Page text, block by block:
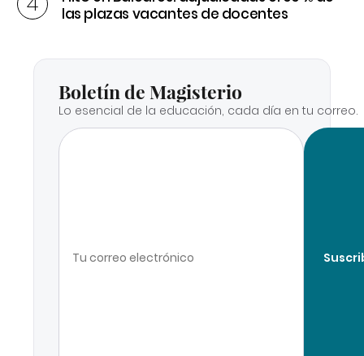
las plazas vacantes de docentes
Boletín de Magisterio
Lo esencial de la educación, cada día en tu correo.